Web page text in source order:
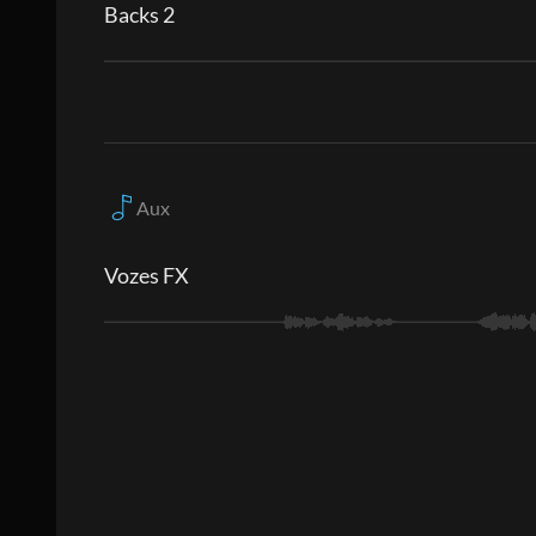
Backs 2
Aux
Vozes FX